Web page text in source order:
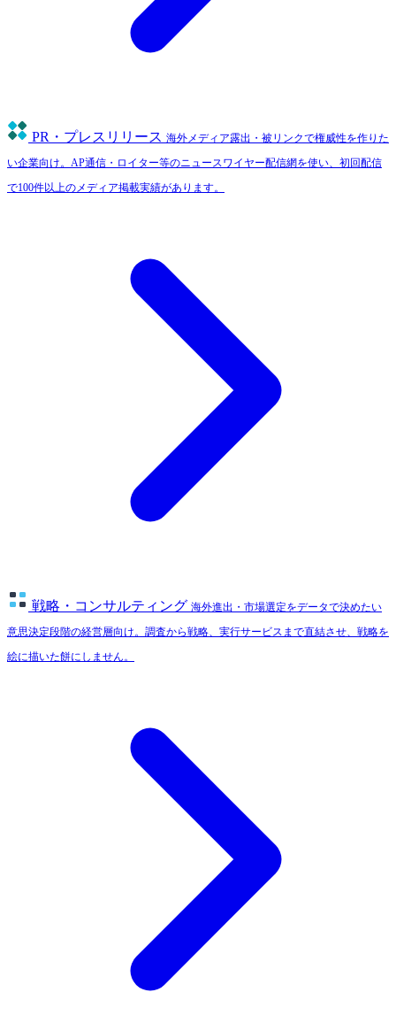
PR・プレスリリース 海外メディア露出・被リンクで権威性を作りた
い企業向け。AP通信・ロイター等のニュースワイヤー配信網を使い、初回配信
で100件以上のメディア掲載実績があります。
戦略・コンサルティング 海外進出・市場選定をデータで決めたい
意思決定段階の経営層向け。調査から戦略、実行サービスまで直結させ、戦略を
絵に描いた餅にしません。